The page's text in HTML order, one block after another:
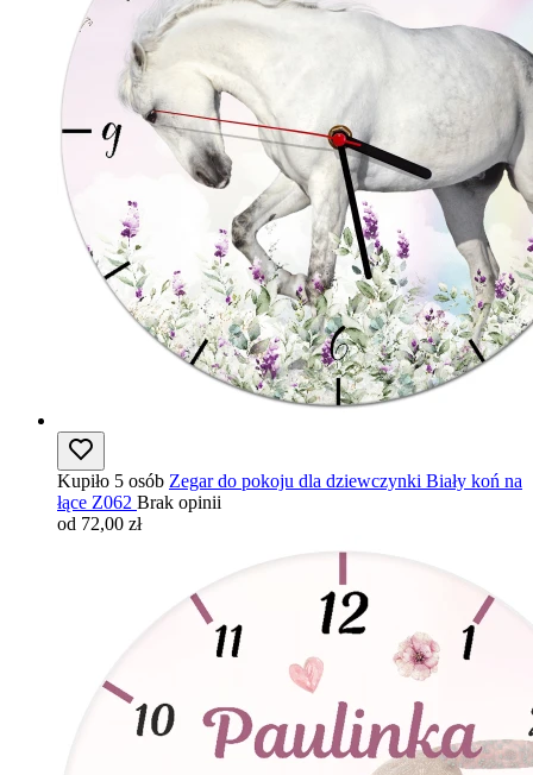
Kupiło 5 osób Zegar do pokoju dla dziewczynki Biały koń na
łące Z062 Brak opinii
od 72,00 zł